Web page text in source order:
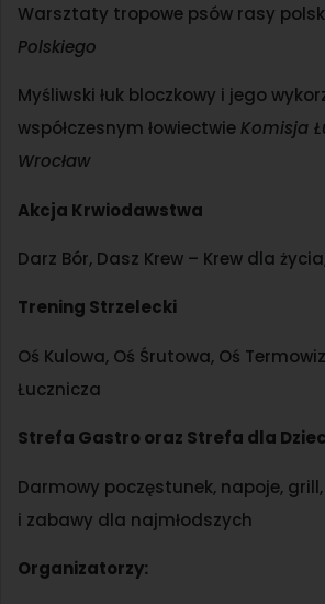
Warsztaty tropowe psów rasy
Polskiego
Myśliwski łuk bloczkowy i jego
współczesnym łowiectwieKomisja
Wrocław
Akcja Krwiodawstwa
Darz Bór, Dasz Krew – Krew dla
Trening Strzelecki
Oś Kulowa, Oś Śrutowa, Oś
Łucznicza
Strefa Gastro oraz Strefa dla
Darmowy poczęstunek, napoje,
i zabawy dla najmłodszych
Organizatorzy: